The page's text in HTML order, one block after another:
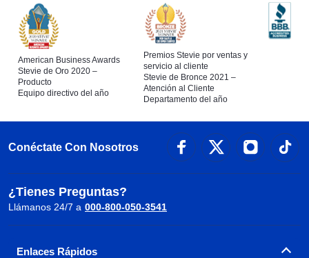
American Business Awards
Stevie de Oro 2020 –
Producto
Equipo directivo del año
Premios Stevie por ventas y
servicio al cliente
Stevie de Bronce 2021 –
Atención al Cliente
Departamento del año
Conéctate Con Nosotros
¿Tienes Preguntas?
Llámanos 24/7 a 000-800-050-3541
Enlaces Rápidos